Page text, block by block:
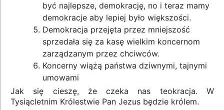
być najlepsze, demokrację, no i teraz mamy
demokracje aby lepiej było większości.
Demokracja przejęta przez mniejszość
sprzedała się za kasę wielkim koncernom
zarządzanym przez chciwców.
Koncerny wiążą państwa dziwnymi, tajnymi
umowami
Jak się cieszę, że czeka nas teokracja. W
Tysiącletnim Królestwie Pan Jezus będzie królem.